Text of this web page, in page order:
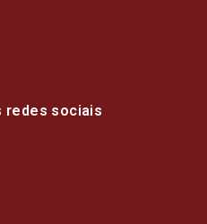
redes sociais